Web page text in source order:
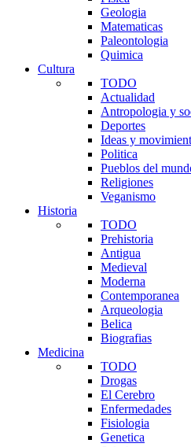
Geologia
Matematicas
Paleontologia
Quimica
Cultura
TODO
Actualidad
Antropologia y
Deportes
Ideas y
Politica
Pueblos del
Religiones
Veganismo
Historia
TODO
Prehistoria
Antigua
Medieval
Moderna
Contemporanea
Arqueologia
Belica
Biografias
Medicina
TODO
Drogas
El Cerebro
Enfermedades
Fisiologia
Genetica